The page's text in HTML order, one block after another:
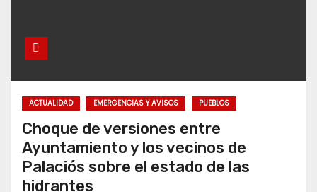
ACTUALIDAD EMERGENCIAS Y AVISOS PUEBLOS
Choque de versiones entre
Ayuntamiento y los vecinos de
Palaciós sobre el estado de las
hidrantes